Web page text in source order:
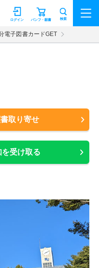
パンフ・願書
ログイン 検索
電子図書カードGET
取り寄せ
受け取る